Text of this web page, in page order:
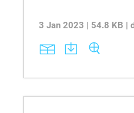
3 Jan 2023 | 54.8 KB |